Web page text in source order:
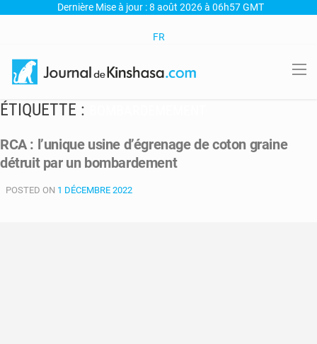
Dernière Mise à jour : 8 août 2026 à 06h57 GMT
FR
ÉTIQUETTE :
RCA : l’unique usine d’égrenage de coton graine
détruit par un bombardement
POSTED ON 1 DÉCEMBRE 2022